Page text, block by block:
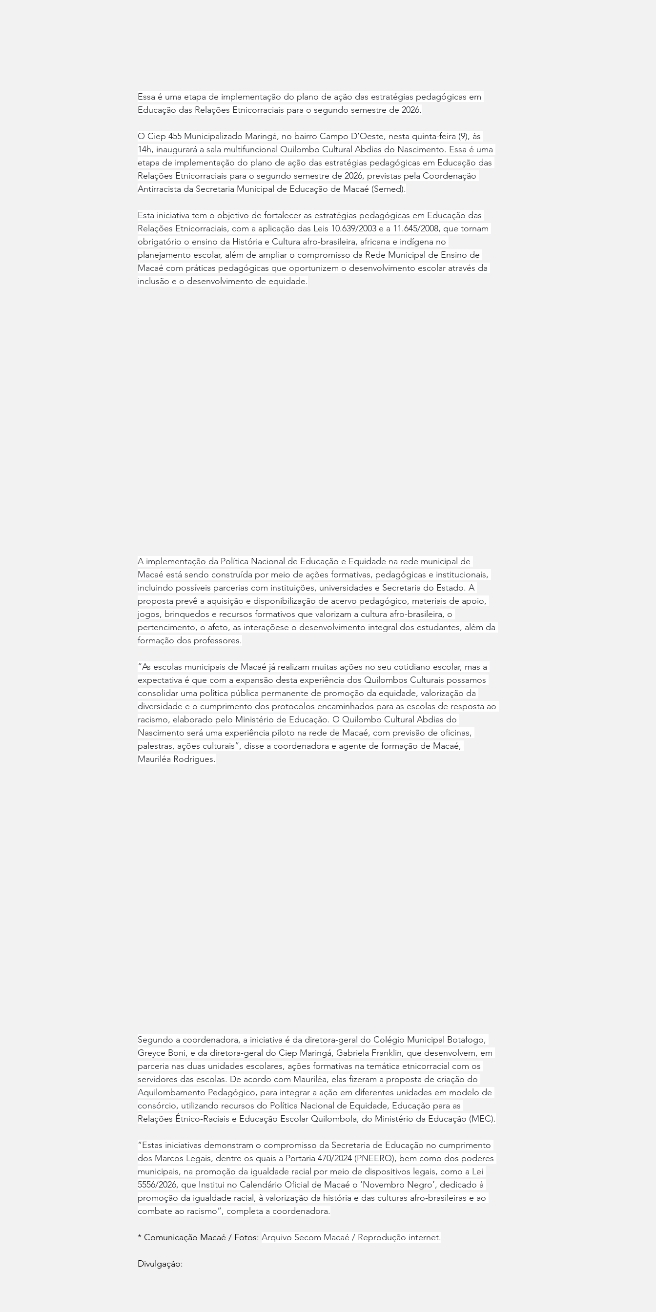
Essa é uma etapa de implementação do plano de ação das estratégias pedagógicas em
Educação das Relações Etnicorraciais para o segundo semestre de 2026.
O Ciep 455 Municipalizado Maringá, no bairro Campo D’Oeste, nesta quinta-feira (9), às
14h, inaugurará a sala multifuncional Quilombo Cultural Abdias do Nascimento. Essa é uma
etapa de implementação do plano de ação das estratégias pedagógicas em Educação das
Relações Etnicorraciais para o segundo semestre de 2026, previstas pela Coordenação
Antirracista da Secretaria Municipal de Educação de Macaé (Semed).
Esta iniciativa tem o objetivo de fortalecer as estratégias pedagógicas em Educação das
Relações Etnicorraciais, com a aplicação das Leis 10.639/2003 e a 11.645/2008, que tornam
obrigatório o ensino da História e Cultura afro-brasileira, africana e indígena no
planejamento escolar, além de ampliar o compromisso da Rede Municipal de Ensino de
Macaé com práticas pedagógicas que oportunizem o desenvolvimento escolar através da
inclusão e o desenvolvimento de equidade.
A implementação da Política Nacional de Educação e Equidade na rede municipal de
Macaé está sendo construída por meio de ações formativas, pedagógicas e institucionais,
incluindo possíveis parcerias com instituições, universidades e Secretaria do Estado. A
proposta prevê a aquisição e disponibilização de acervo pedagógico, materiais de apoio,
jogos, brinquedos e recursos formativos que valorizam a cultura afro-brasileira, o
pertencimento, o afeto, as interaçõese o desenvolvimento integral dos estudantes, além da
formação dos professores.
“As escolas municipais de Macaé já realizam muitas ações no seu cotidiano escolar, mas a
expectativa é que com a expansão desta experiência dos Quilombos Culturais possamos
consolidar uma política pública permanente de promoção da equidade, valorização da
diversidade e o cumprimento dos protocolos encaminhados para as escolas de resposta ao
racismo, elaborado pelo Ministério de Educação. O Quilombo Cultural Abdias do
Nascimento será uma experiência piloto na rede de Macaé, com previsão de oficinas,
palestras, ações culturais”, disse a coordenadora e agente de formação de Macaé,
Mauriléa Rodrigues.
Segundo a coordenadora, a iniciativa é da diretora-geral do ⁠Colégio Municipal Botafogo,
Greyce Boni, e da diretora-geral do Ciep Maringá, Gabriela Franklin, que desenvolvem, em
parceria nas duas unidades escolares, ações formativas na temática etnicorracial com os
servidores das escolas. De acordo com Mauriléa, elas fizeram a proposta de criação do
Aquilombamento Pedagógico, para integrar a ação em diferentes unidades em modelo de
consórcio, utilizando recursos do Política Nacional de Equidade, Educação para as
Relações Étnico-Raciais e Educação Escolar Quilombola, do ⁠Ministério da Educação (MEC).
“Estas iniciativas demonstram o compromisso da Secretaria de Educação no cumprimento
dos Marcos Legais, dentre os quais a Portaria 470/2024 (PNEERQ), bem como dos poderes
municipais, na promoção da igualdade racial por meio de dispositivos legais, como a Lei
5556/2026, que Institui no Calendário Oficial de Macaé o ‘Novembro Negro’, dedicado à
promoção da igualdade racial, à valorização da história e das culturas afro-brasileiras e ao
combate ao racismo”, completa a coordenadora.
* Comunicação Macaé / Fotos: Arquivo Secom Macaé / Reprodução internet.
Divulgação: